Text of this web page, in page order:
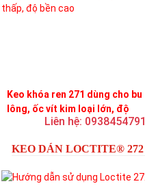
Keo khóa ren 271 dùng cho bu
lông, ốc vít kim loại lớn, độ
nhớt thấp, độ bền cao
Liên hệ: 0938454791
KEO DÁN LOCTITE® 272